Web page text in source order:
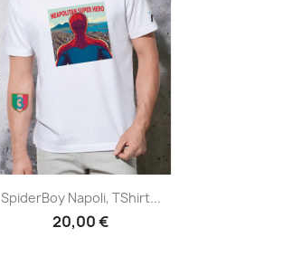
SpiderBoy Napoli, TShirt...
20,00 €